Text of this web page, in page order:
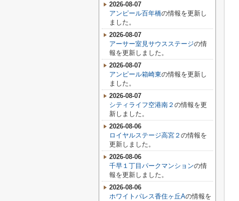
2026-08-07
アンピール百年橋の情報を更新し
ました。
2026-08-07
アーサー室見サウスステージの情
報を更新しました。
2026-08-07
アンピール箱崎東の情報を更新し
ました。
2026-08-07
シティライフ空港南２ の情報を更
新しました。
2026-08-06
ロイヤルステージ高宮２ の情報を
更新しました。
2026-08-06
千早１丁目パークマンションの情
報を更新しました。
2026-08-06
ホワイトパレス香住ヶ丘Aの情報を